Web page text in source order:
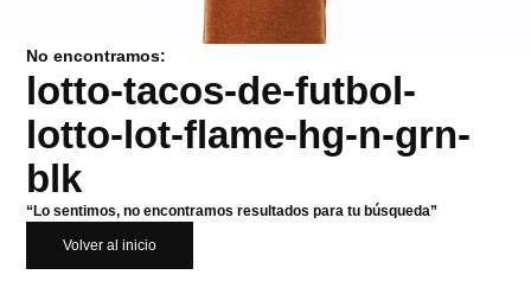
No encontramos:
lotto-tacos-de-futbol-
lotto-lot-flame-hg-n-grn-
blk
“Lo sentimos, no encontramos resultados para tu búsqueda”
Volver al inicio